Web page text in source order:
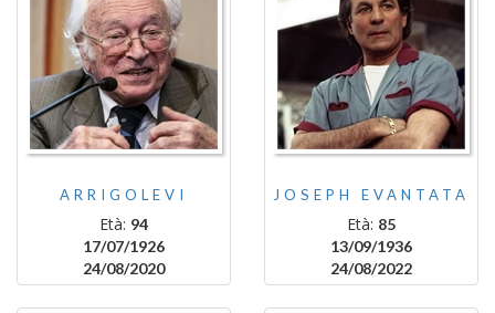
ARRIGOLEVI
Età: 94
17/07/1926
24/08/2020
JOSEPH EVANTATA
Età: 85
13/09/1936
24/08/2022